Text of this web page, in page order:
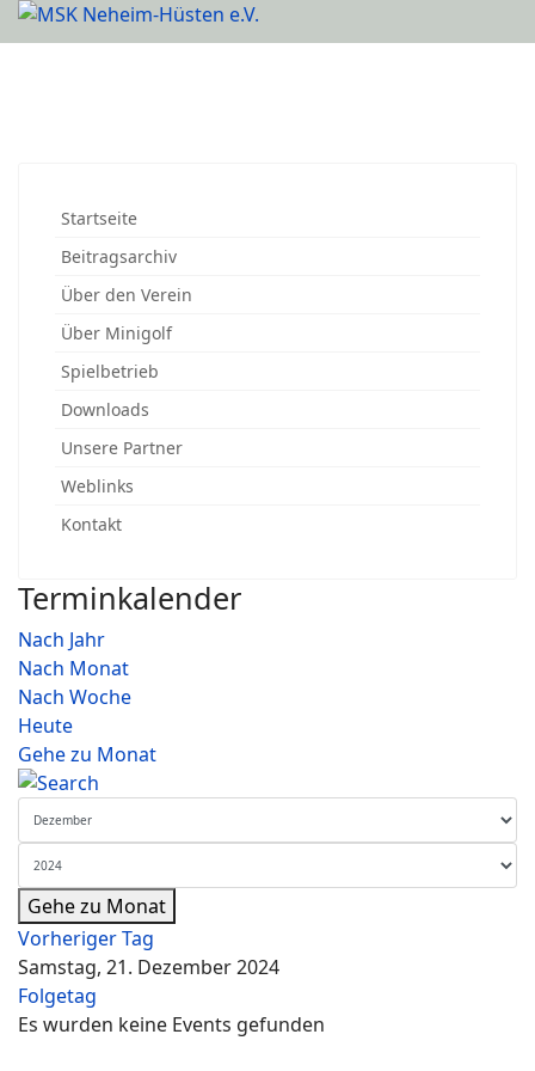
Startseite
Beitragsarchiv
Über den Verein
Über Minigolf
Spielbetrieb
Downloads
Unsere Partner
Weblinks
Kontakt
Terminkalender
Nach Jahr
Nach Monat
Nach Woche
Heute
Gehe zu Monat
Gehe zu Monat
Vorheriger Tag
Samstag, 21. Dezember 2024
Folgetag
Es wurden keine Events gefunden